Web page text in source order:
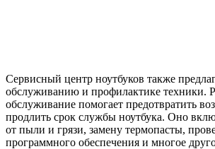
Сервисный центр ноутбуков также
обслуживанию и профилактике техники.
обслуживание помогает предотвратить
продлить срок службы ноутбука. Оно
от пыли и грязи, замену термопасты,
программного обеспечения и многое